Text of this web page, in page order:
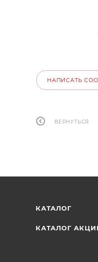
НАПИСАТЬ
ВЕРНУТЬСЯ
КАТАЛОГ
КАТАЛОГ